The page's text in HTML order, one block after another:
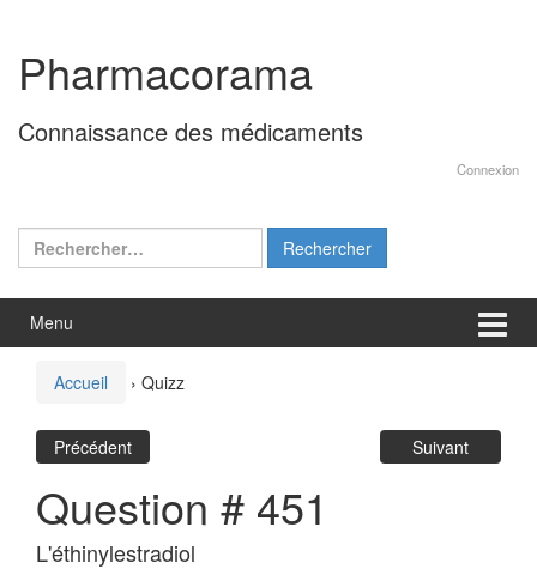
contenu
menu
principal
Pharmacorama
Connaissance des médicaments
Connexion
Rechercher :
Menu
Accueil › Quizz
Précédent Suivant
Question # 451
L'éthinylestradiol